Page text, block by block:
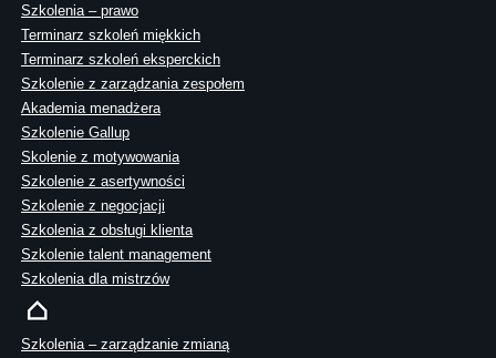
Szkolenia – prawo
Terminarz szkoleń miękkich
Terminarz szkoleń eksperckich
Szkolenie z zarządzania zespołem
Akademia menadżera
Szkolenie Gallup
Skolenie z motywowania
Szkolenie z asertywności
Szkolenie z negocjacji
Szkolenia z obsługi klienta
Szkolenie talent management
Szkolenia dla mistrzów
Szkolenia – zarządzanie zmianą